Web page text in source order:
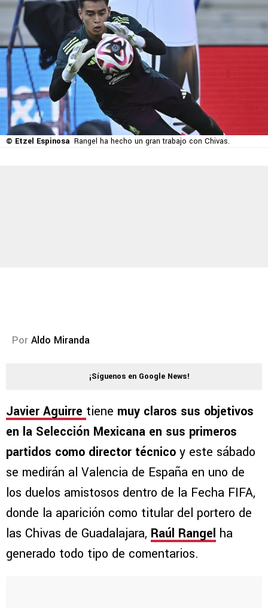
© Etzel Espinosa Rangel ha hecho un gran trabajo con Chivas.
Por Aldo Miranda
¡Síguenos en Google News!
Javier Aguirre tiene muy claros sus objetivos
en la Selección Mexicana en sus primeros
partidos como director técnico y este sábado
se medirán al Valencia de España en uno de
los duelos amistosos dentro de la Fecha FIFA,
donde la aparición como titular del portero de
las Chivas de Guadalajara, Raúl Rangel ha
generado todo tipo de comentarios.